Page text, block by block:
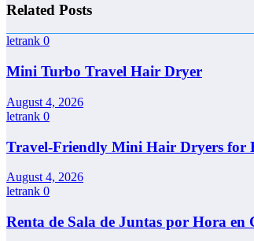
Related Posts
letrank 0
Mini Turbo Travel Hair Dryer
August 4, 2026
letrank 0
Travel-Friendly Mini Hair Dryers for
August 4, 2026
letrank 0
Renta de Sala de Juntas por Hora